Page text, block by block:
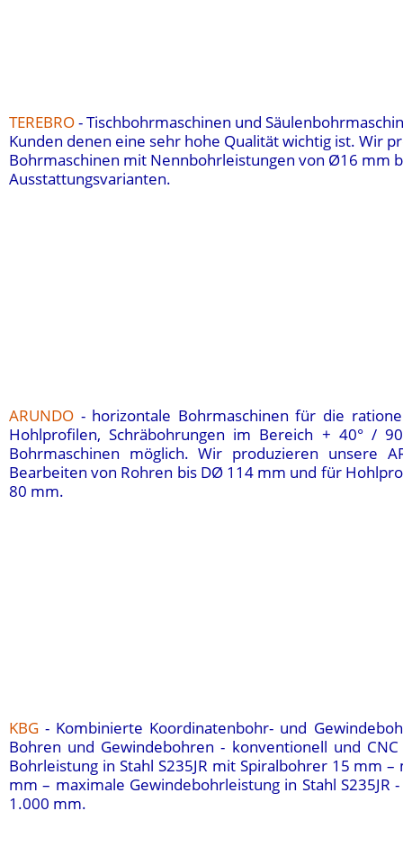
TEREBRO- Tischbohrmaschinen und
Kunden denen eine sehr hohe Qualität wichtig ist. Wir
Bohrmaschinen mit Nennbohrleistungen von Ø16 mm
Ausstattungsvarianten.
ARUNDO- horizontale Bohrmaschinen für die
Hohlprofilen, Schräbohrungen im Bereich + 40° /
Bohrmaschinen möglich. Wir produzieren unsere
Bearbeiten von Rohren bis DØ 114 mm und für
80 mm.
KBG- Kombinierte Koordinatenbohr- und
Bohren und Gewindebohren - konventionell und
Bohrleistung in Stahl S235JR mit Spiralbohrer 15 mm
mm – maximale Gewindebohrleistung in Stahl S235JR
1.000 mm.